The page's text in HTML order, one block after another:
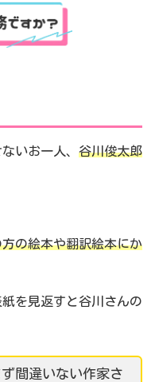
いお一人、 谷川俊太郎
方の絵本や翻訳絵本にか
を見返すと谷川さんの
間違いない作家さ